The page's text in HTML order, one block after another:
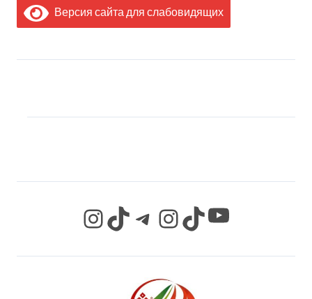
Версия сайта для слабовидящих
InstagramTikTok Telegram InstagramTikTok YouTube